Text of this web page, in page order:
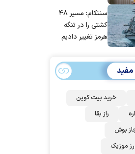
مردم ایران استسنتکام: مسیر ۴۸
کشتی را در تنگه
هرمز تغییر دادیم
خرید بیت کوین
راز بقا
بوش
رز‌ موزیک